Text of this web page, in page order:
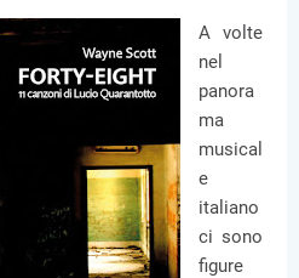
A volte
nel
panora
ma
musical
e
italiano
ci sono
figure